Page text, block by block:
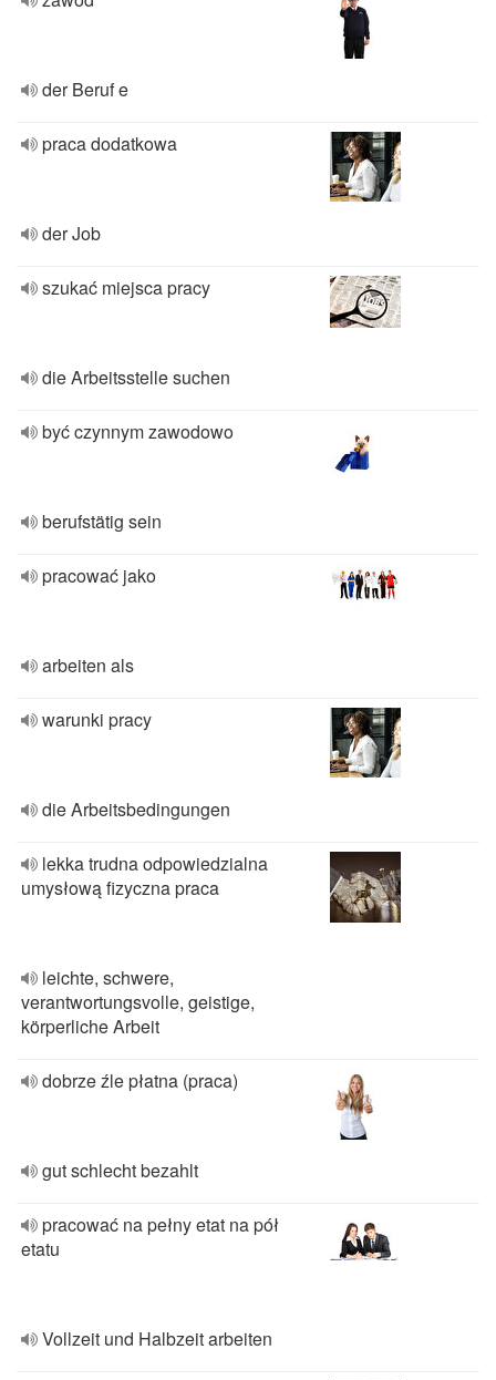
der Beruf e
praca dodatkowa
der Job
szukać miejsca pracy
die Arbeitsstelle suchen
być czynnym zawodowo
berufstätig sein
pracować jako
arbeiten als
warunki pracy
die Arbeitsbedingungen
lekka trudna odpowiedzialna
umysłową fizyczna praca
leichte, schwere,
verantwortungsvolle, geistige,
körperliche Arbeit
dobrze źle płatna (praca)
gut schlecht bezahlt
pracować na pełny etat na pół
etatu
Vollzeit und Halbzeit arbeiten